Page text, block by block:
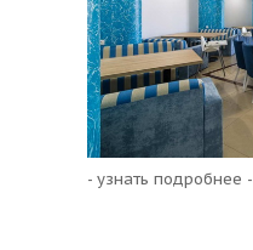
- узнать подробнее -